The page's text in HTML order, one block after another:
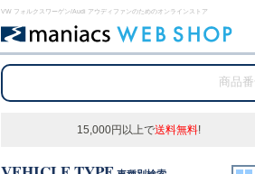
VW フォルクスワーゲン/Audi アウディファンのためのオンラインストア
15,000円以上で送料無料!